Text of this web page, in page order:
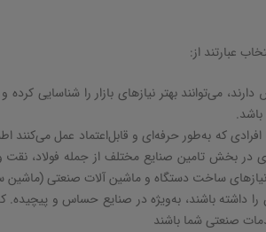
عبارتند از:
می‌توانند بهتر نیازهای بازار را شناسایی
که به‌طور حرفه‌ای و قابل‌اعتماد عمل می‌کنند
کننده صنعتی، از سال 1400 تا کنون فعالیتهای مستمری در بخش تامین صنایع
داشته باشند، به‌ویژه در صنایع حساس و پیچیده.
صنعتی شما باشند